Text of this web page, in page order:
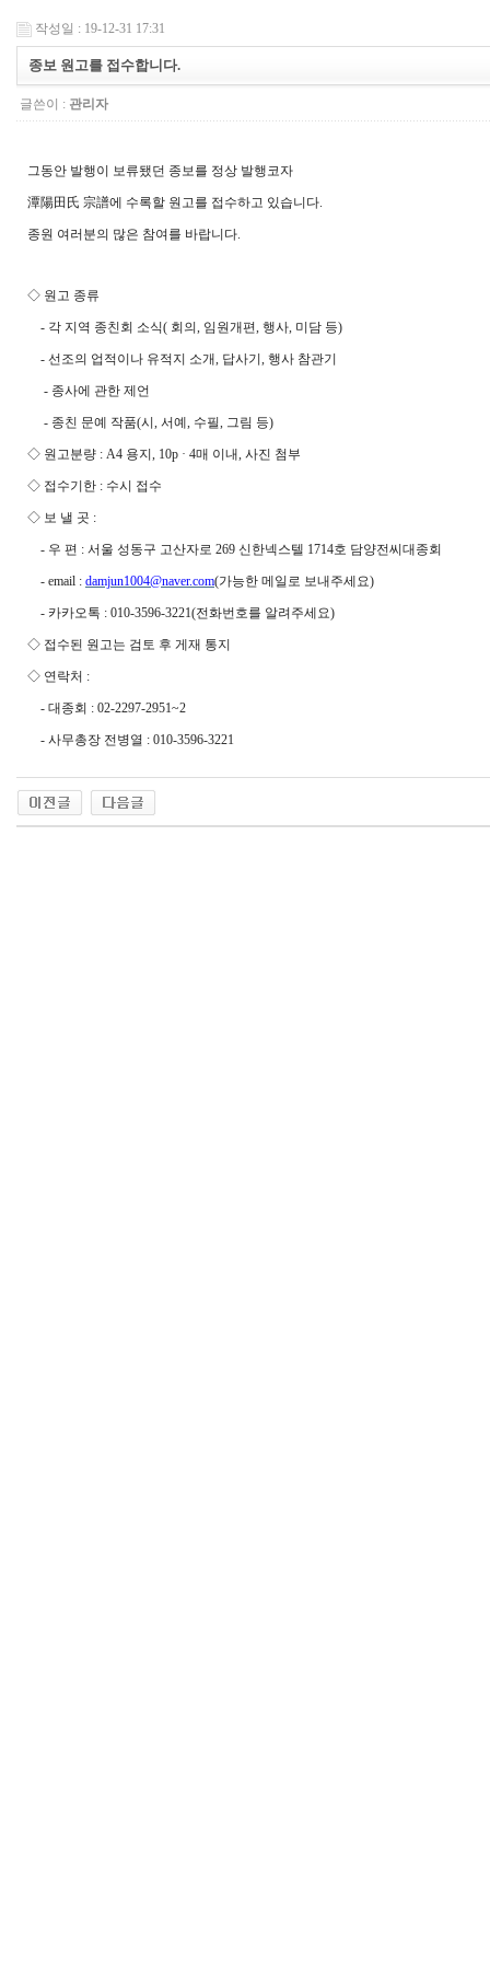
작성일 : 19-12-31 17:31
종보 원고를 접수합니다.
글쓴이 : 관리자
그동안 발행이 보류됐던 종보를 정상 발행코자
潭陽田氏 宗譜에 수록할 원고를 접수하고 있습니다.
종원 여러분의 많은 참여를 바랍니다.
◇ 원고 종류
- 각 지역 종친회 소식( 회의 , 임원개편, 행사, 미담 등)
- 선조의 업적이나 유적지 소개, 답사기 , 행사 참관기
- 종사에 관한 제언
- 종친 문예 작품(시 , 서예 , 수필, 그림 등)
◇ 원고분량 : A4 용지 , 10p · 4매 이내, 사진 첨부
◇ 접수기한 : 수시 접수
◇ 보 낼 곳 :
- 우 편 : 서울 성동구 고산자로 269 신한넥스텔 1714호 담양전씨대종회
- email : damjun1004@naver.com(가능한 메일로 보내주세요)
- 카카오톡 : 010-3596-3221(전화번호를 알려주세요)
◇ 접수된 원고는 검토 후 게재 통지
◇ 연락처 :
- 대종회 : 02-2297-2951~2
- 사무총장 전병열 : 010-3596-3221